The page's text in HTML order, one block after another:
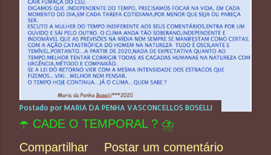
Postado por MARIA DA PENHA VASCONCELLOS BOSELLI
☂️ CADE O TEMPORAL ? ⛈️
Compartilhar
Postar um comentário